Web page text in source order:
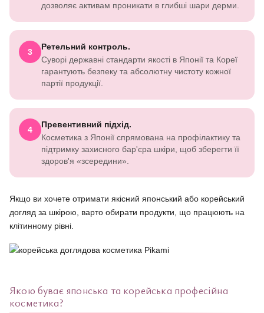
дозволяє активам проникати в глибші шари дерми.
3
Ретельний контроль.
Суворі державні стандарти якості в Японії та Кореї
гарантують безпеку та абсолютну чистоту кожної
партії продукції.
4
Превентивний підхід.
Косметика з Японії спрямована на профілактику та
підтримку захисного бар'єра шкіри, щоб зберегти її
здоров'я «зсередини».
Якщо ви хочете отримати якісний японський або корейський
догляд за шкірою, варто обирати продукти, що працюють на
клітинному рівні.
Якою буває японська та корейська професійна
косметика?